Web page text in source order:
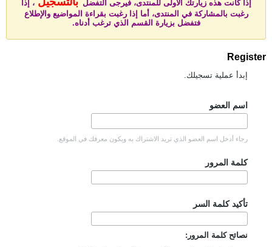
إذا كانت هذه زيارتك الأولى للمنتدى، فيرجى التفضل
، إذا
رغبت بالمشاركة في المنتدى، أما إذا رغبت بقراءة المواضيع والإطلاع
فتفضل بزيارة القسم الذي ترغب أدناه.
Register
إبدأ عملية تسجيلك.
اسم العضو
رجاء أدخل اسم العضو الذي تريد الاشتراك به ويكون معرفك في الموقع.
كلمة المرور
تأكيد كلمة السر
نصائح كلمة المرور: